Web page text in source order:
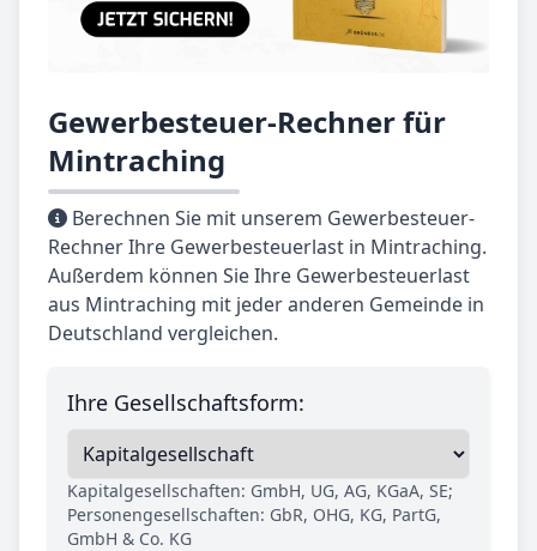
Gewerbesteuer-Rechner für
Mintraching
Berechnen Sie mit unserem Gewerbesteuer-
Rechner Ihre Gewerbesteuerlast in Mintraching.
Außerdem können Sie Ihre Gewerbesteuerlast
aus Mintraching mit jeder anderen Gemeinde in
Deutschland vergleichen.
Ihre Gesellschaftsform:
Kapitalgesellschaften: GmbH, UG, AG, KGaA, SE;
Personengesellschaften: GbR, OHG, KG, PartG,
GmbH & Co. KG